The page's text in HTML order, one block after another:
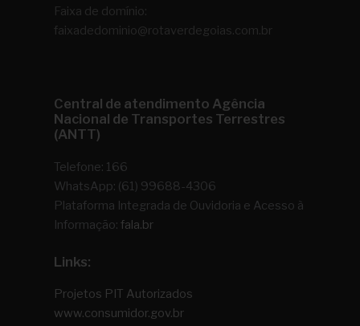
Faixa de domínio:
faixadedominio@rotaverdegoias.com.br
Central de atendimento Agência
Nacional de Transportes Terrestres
(ANTT)
Telefone: 166
WhatsApp: (61) 99688-4306
Plataforma Integrada de Ouvidoria e Acesso à
Informação:fala.br
Links:
Projetos PIT Autorizados
www.consumidor.gov.br